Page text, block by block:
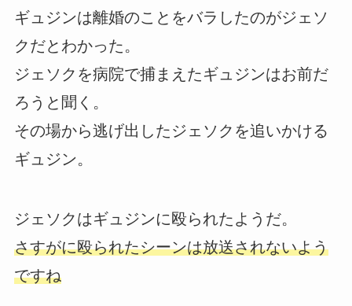
ギュジンは離婚のことをバラしたのがジェソ
クだとわかった。
ジェソクを病院で捕まえたギュジンはお前だ
ろうと聞く。
その場から逃げ出したジェソクを追いかける
ギュジン。
ジェソクはギュジンに殴られたようだ。
さすがに殴られたシーンは放送されないよう
ですね